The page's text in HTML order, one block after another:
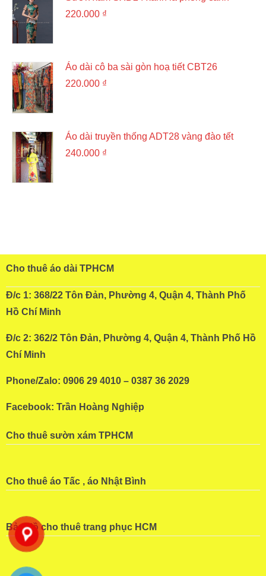
220.000 ₫
Áo dài cô ba sài gòn hoạ tiết CBT26
220.000 ₫
Áo dài truyền thống ADT28 vàng đào tết
240.000 ₫
Cho thuê áo dài TPHCM
Đ/c 1: 368/22 Tôn Đản, Phường 4, Quận 4, Thành Phố
Hồ Chí Minh
Đ/c 2: 362/2 Tôn Đản, Phường 4, Quận 4, Thành Phố Hồ
Chí Minh
Phone/Zalo: 0906 29 4010 – 0387 36 2029
Facebook: Trần Hoàng Nghiệp
Cho thuê sườn xám TPHCM
Cho thuê áo Tấc , áo Nhật Bình
Bản đồ cho thuê trang phục HCM